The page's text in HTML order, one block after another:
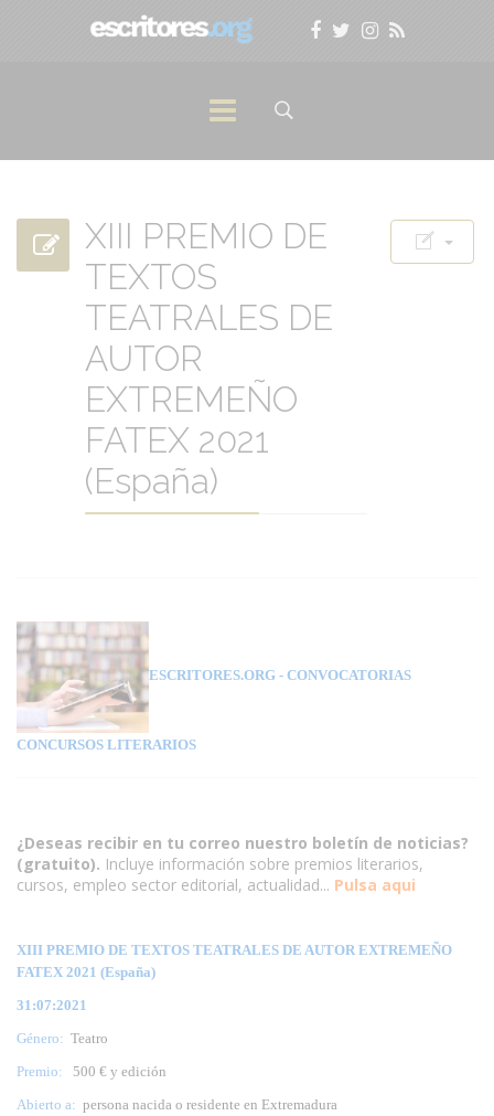
XIII PREMIO DE
TEXTOS
TEATRALES DE
AUTOR
EXTREMEÑO
FATEX 2021
(España)
ESCRITORES.ORG - CONVOCATORIAS
CONCURSOS LITERARIOS
¿Deseas recibir en tu correo nuestro boletín de noticias?
(gratuito). Incluye información sobre premios literarios,
cursos, empleo sector editorial, actualidad... Pulsa aqui
XIII PREMIO DE TEXTOS TEATRALES DE AUTOR EXTREMEÑO
FATEX 2021 (España)
31:07:2021
Género: Teatro
Premio:
500 € y edición
Abierto a: persona nacida o residente en Extremadura